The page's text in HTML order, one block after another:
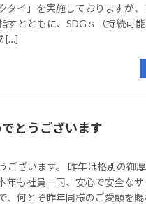
タイ」を実施しておりますが
すとともに、SDGｓ（持続可能
[…]
とうございます
ございます。 昨年は格別の御
年も社員一同、安心で安全な
、何とぞ昨年同様のご愛顧を賜